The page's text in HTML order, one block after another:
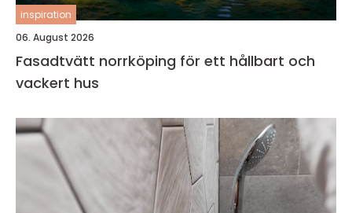
inspiration
06. August 2026
Fasadtvätt norrköping för ett hållbart och
vackert hus